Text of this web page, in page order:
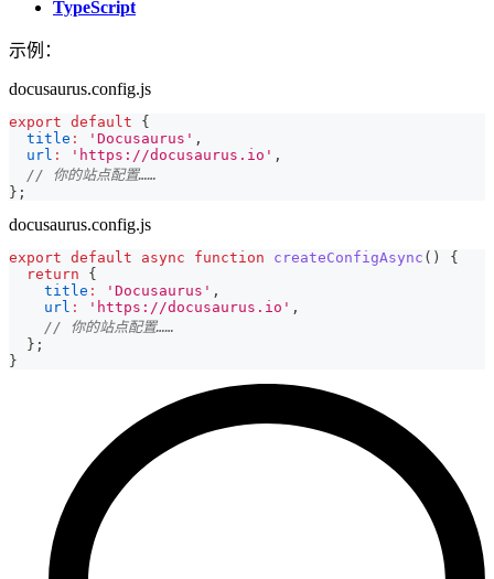
TypeScript
示例：
docusaurus.config.js
export default
{
title : 'Docusaurus' ,
url : 'https://docusaurus.io' ,
// 你的站点配置……
} ;
docusaurus.config.js
export default async function createConfigAsync ( )
{
return
{
title : 'Docusaurus' ,
url : 'https://docusaurus.io' ,
// 你的站点配置……
} ;
}